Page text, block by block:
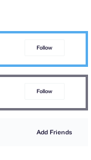
Follow
Follow
Add Friends